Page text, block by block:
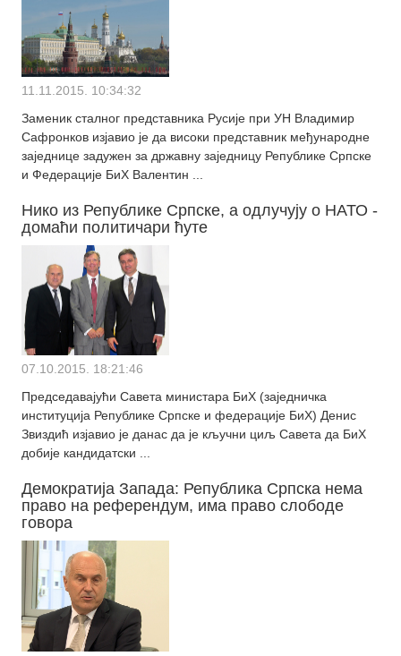
11.11.2015. 10:34:32
Заменик сталног представника Русије при УН Владимир
Сафронков изјавио је да високи представник међународне
заједнице задужен за државну заједницу Републике Српске
и Федерације БиХ Валентин ...
Нико из Републике Српске, а одлучују о НАТО -
домаћи политичари ћуте
07.10.2015. 18:21:46
Председавајући Савета министара БиХ (заједничка
институција Републике Српске и федерације БиХ) Денис
Звиздић изјавио је данас да је кључни циљ Савета да БиХ
добије кандидатски ...
Демократија Запада: Република Српска нема
право на референдум, има право слободе
говора